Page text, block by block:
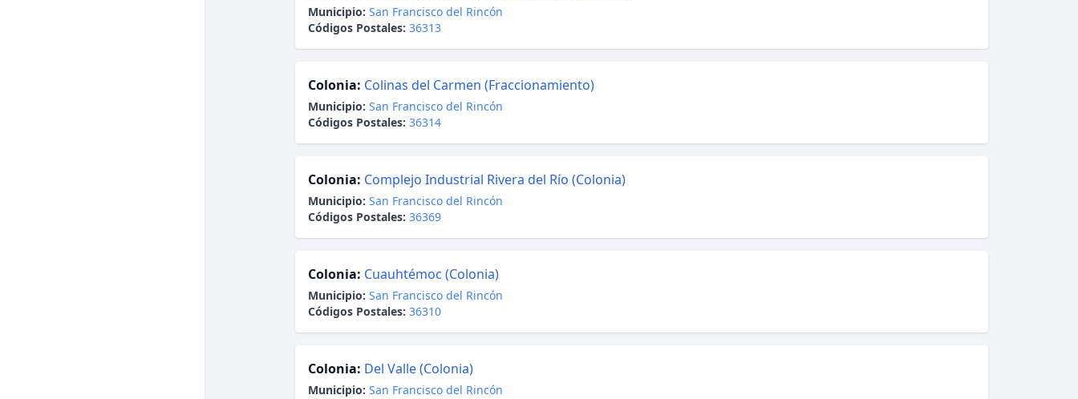
Municipio: San Francisco del Rincón
Códigos Postales: 36313
Colonia: Colinas del Carmen (Fraccionamiento)
Municipio: San Francisco del Rincón
Códigos Postales: 36314
Colonia: Complejo Industrial Rivera del Río (Colonia)
Municipio: San Francisco del Rincón
Códigos Postales: 36369
Colonia: Cuauhtémoc (Colonia)
Municipio: San Francisco del Rincón
Códigos Postales: 36310
Colonia: Del Valle (Colonia)
Municipio: San Francisco del Rincón